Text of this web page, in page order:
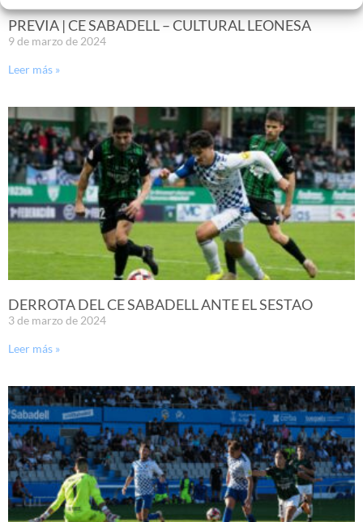
PREVIA | CE SABADELL – CULTURAL LEONESA
9 de marzo de 2024
Leer más »
DERROTA DEL CE SABADELL ANTE EL SESTAO
3 de marzo de 2024
Leer más »